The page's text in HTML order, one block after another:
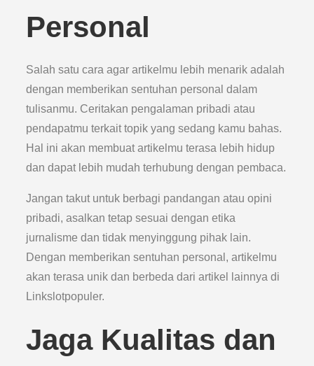
Personal
Salah satu cara agar artikelmu lebih menarik adalah
dengan memberikan sentuhan personal dalam
tulisanmu. Ceritakan pengalaman pribadi atau
pendapatmu terkait topik yang sedang kamu bahas.
Hal ini akan membuat artikelmu terasa lebih hidup
dan dapat lebih mudah terhubung dengan pembaca.
Jangan takut untuk berbagi pandangan atau opini
pribadi, asalkan tetap sesuai dengan etika
jurnalisme dan tidak menyinggung pihak lain.
Dengan memberikan sentuhan personal, artikelmu
akan terasa unik dan berbeda dari artikel lainnya di
Linkslotpopuler.
Jaga Kualitas dan